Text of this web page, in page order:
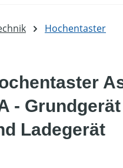
Hochentaster
-
Ladegerät